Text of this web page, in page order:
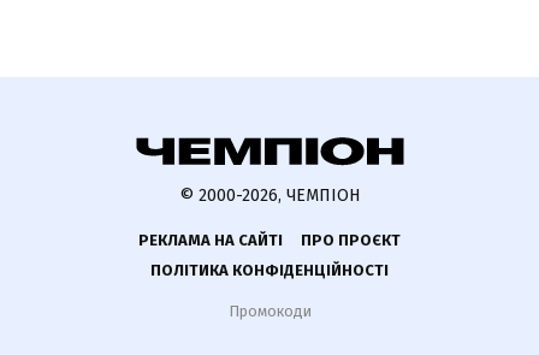
© 2000-2026, ЧЕМПІОН
РЕКЛАМА НА САЙТІ
ПРО ПРОЄКТ
ПОЛІТИКА КОНФІДЕНЦІЙНОСТІ
Промокоди